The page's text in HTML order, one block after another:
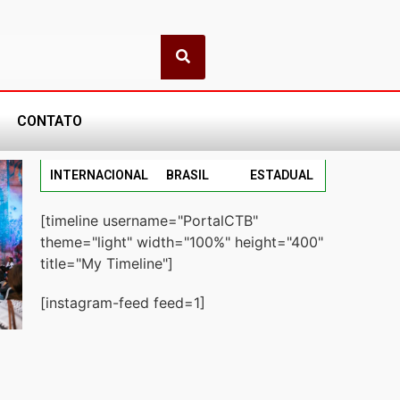
CONTATO
INTERNACIONAL BRASIL ESTADUAL
[timeline username="PortalCTB"
theme="light" width="100%" height="400"
title="My Timeline"]
[instagram-feed feed=1]